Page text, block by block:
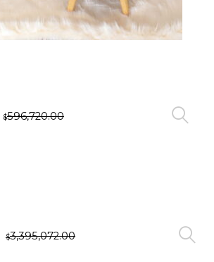
$596,720.00
$3,395,072.00